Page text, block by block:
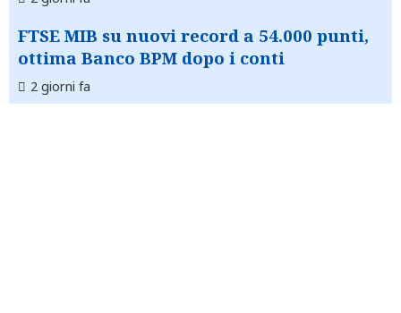
FTSE MIB su nuovi record a 54.000 punti,
ottima Banco BPM dopo i conti
2 giorni fa